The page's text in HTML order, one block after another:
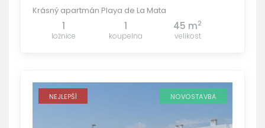
Krásný apartmán Playa de La Mata
1
ložnice
1
koupelna
45 m2
velikost
NEJLEPŠÍ NOVOSTAVBA